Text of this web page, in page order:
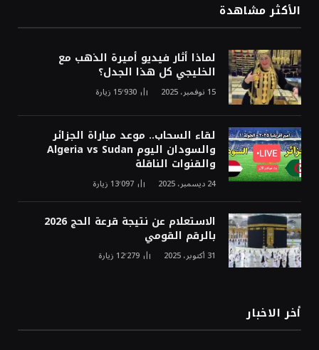
الأكثر مشاهدة
لماذا أثار فيديو أميرة الذهب مع
الخليجي كل هذا الجدل؟
15 نوفمبر، 2025 15٬930 زيارة
لقاء السحاب.. موعد مباراة الجزائر
والسودان اليوم Algeria vs Sudan
والقنوات الناقلة
24 ديسمبر، 2025 13٬097 زيارة
الاستعلام عن نتيجة قرعة الحج 2026
بالرقم القومي
31 أكتوبر، 2025 12٬279 زيارة
أخر الاخبار